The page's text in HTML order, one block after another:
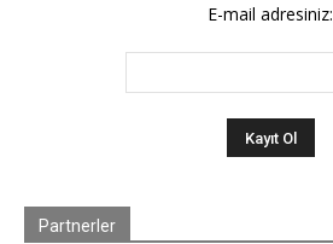
E-mail adresiniz:
Partnerler